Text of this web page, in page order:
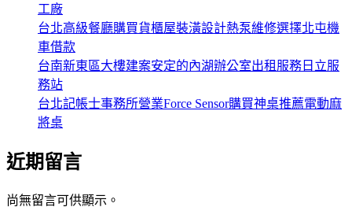
工廠
台北高級餐廳購買貨櫃屋裝潢設計熱泵維修選擇北屯機
車借款
台南新東區大樓建案安定的內湖辦公室出租服務日立服
務站
台北記帳士事務所營業Force Sensor購買神桌推薦電動麻
將桌
近期留言
尚無留言可供顯示。